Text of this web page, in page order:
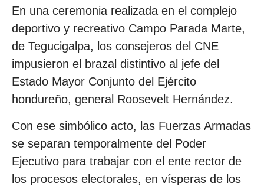
En una ceremonia realizada en el complejo
deportivo y recreativo Campo Parada Marte,
de Tegucigalpa, los consejeros del CNE
impusieron el brazal distintivo al jefe del
Estado Mayor Conjunto del Ejército
hondureño, general Roosevelt Hernández.
Con ese simbólico acto, las Fuerzas Armadas
se separan temporalmente del Poder
Ejecutivo para trabajar con el ente rector de
los procesos electorales, en vísperas de los